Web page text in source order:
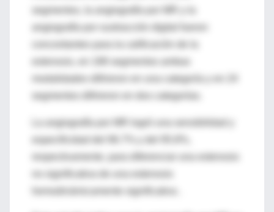
segmentos, la angiografía por MR y la
angiografía por sustracción digital fueron
estenosis, en 188 segmentos ambas
modalidades difirieron en una categoría y en 24
segmentos difirieron en dos categorías.
La angiografía por MR logró una sensibilidad y
no significativa de una estenosis
hemodinámicamente significativa .